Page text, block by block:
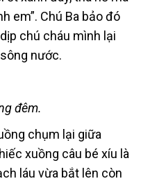
em”. Chú Ba bảo đó
chú cháu mình lại
nước.
đêm.
chụm lại giữa
xuồng câu bé xíu là
láu vừa bắt lên còn